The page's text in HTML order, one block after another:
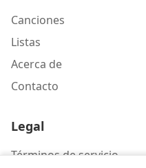
Canciones
Listas
Acerca de
Contacto
Legal
Términos de servicio